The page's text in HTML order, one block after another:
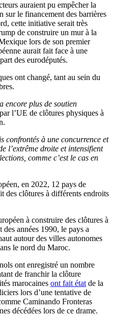
auraient pu empêcher la
sur le financement des barrières
cette initiative serait très
de construire un mur à la
lors de son premier
aurait fait face à une
des eurodéputés.
ont changé, tant au sein du
encore plus de soutien
l’UE de clôtures physiques à
confrontés à une concurrence et
l’extrême droite et intensifient
comme c’est le cas en
en 2022, 12 pays de
des clôtures à différents endroits
à construire des clôtures à
années 1990, le pays a
autour des villes autonomes
le nord du Maroc.
ont enregistré un nombre
de franchir la clôture
marocaines ont fait état de la
lors d’une tentative de
Caminando Fronteras
décédées lors de ce drame.